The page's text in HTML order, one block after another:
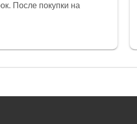
После покупки на
представители магазина
проблема была решена.
к клиенту после